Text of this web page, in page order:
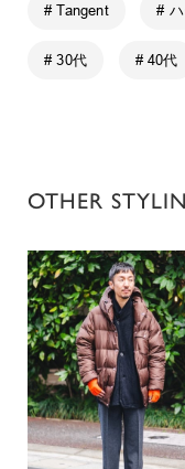
# Tangent #
# 30代 # 40代
OTHER